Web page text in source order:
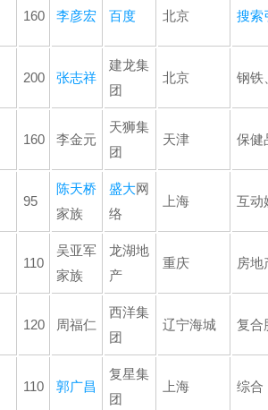
160 李彦宏 百度 北京 搜索
200 张志祥
建龙集
团
北京 钢铁
160 李金元
天狮集
团
天津 保健
95
陈天桥
家族
盛大网
络
上海 互动
110
吴亚军
家族
龙湖地
产
重庆 房地
120 周福仁
西洋集
团
辽宁海城 复合
110 郭广昌
复星集
团
上海 综合